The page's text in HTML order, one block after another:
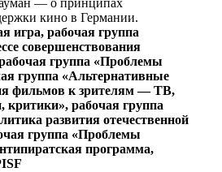
— о принципах
кино в Германии.
игра, рабочая группа
совершенствования
группа «Проблемы
группа «Альтернативные
фильмов к зрителям — ТВ,
критики», рабочая группа
развития отечественной
группа «Проблемы
программа,